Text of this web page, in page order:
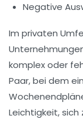
Negative
Im privaten
komplex oder
Paar, bei dem
Leichtigkeit,